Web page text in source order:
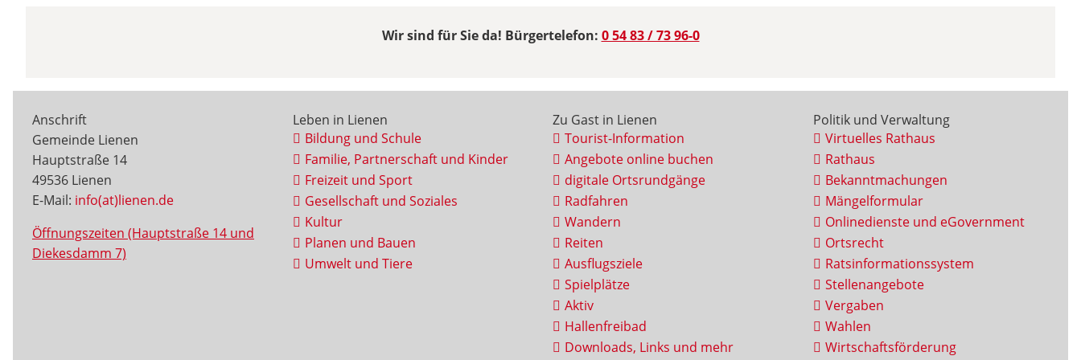
Wir sind für Sie da! Bürgertelefon: 0 54 83 / 73 96-0
Anschrift
Gemeinde Lienen
Hauptstraße 14
49536 Lienen
E-Mail: info(at)lienen.de
Öffnungszeiten (Hauptstraße 14 und
Diekesdamm 7)
Leben in Lienen
Bildung und Schule
Familie, Partnerschaft und Kinder
Freizeit und Sport
Gesellschaft und Soziales
Kultur
Planen und Bauen
Umwelt und Tiere
Zu Gast in Lienen
Tourist-Information
Angebote online buchen
digitale Ortsrundgänge
Radfahren
Wandern
Reiten
Ausflugsziele
Spielplätze
Aktiv
Hallenfreibad
Downloads, Links und mehr
Politik und Verwaltung
Virtuelles Rathaus
Rathaus
Bekanntmachungen
Mängelformular
Onlinedienste und eGovernment
Ortsrecht
Ratsinformationssystem
Stellenangebote
Vergaben
Wahlen
Wirtschaftsförderung